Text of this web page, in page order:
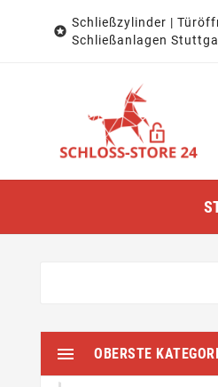

Schließzylinder |
Schließanlagen
OBERSTE
